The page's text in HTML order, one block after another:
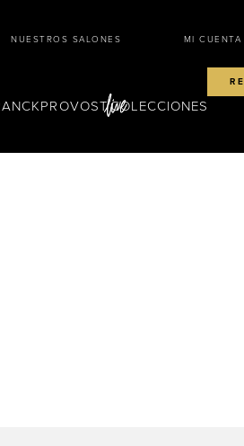
NUESTROS SALONES MI CUENTA
COLECCIONES